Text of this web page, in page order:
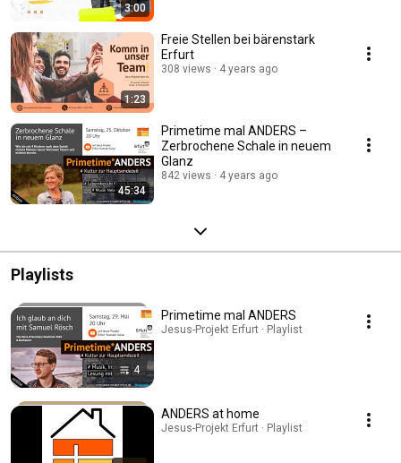
3:00
1:23
Freie Stellen bei bärenstark
Erfurt
308 views 4 years ago
45:34
Primetime mal ANDERS –
Zerbrochene Schale in neuem
Glanz
842 views 4 years ago
Playlists
4
Primetime mal ANDERS
Jesus-Projekt Erfurt · Playlist
ANDERS at home
Jesus-Projekt Erfurt · Playlist